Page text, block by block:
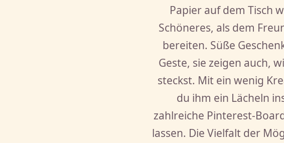
Papier auf dem Tisch
Schöneres, als dem
bereiten. Süße
Geste, sie zeigen auch,
steckst. Mit ein wenig
du ihm ein Lächeln
zahlreiche Pinterest-
lassen. Die Vielfalt der